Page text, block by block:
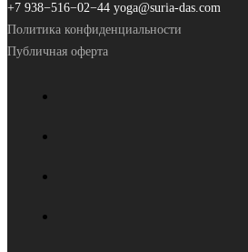
+7 938−516−02−44 yoga@suria-das.com
Политика конфиденциальности
Публичная оферта